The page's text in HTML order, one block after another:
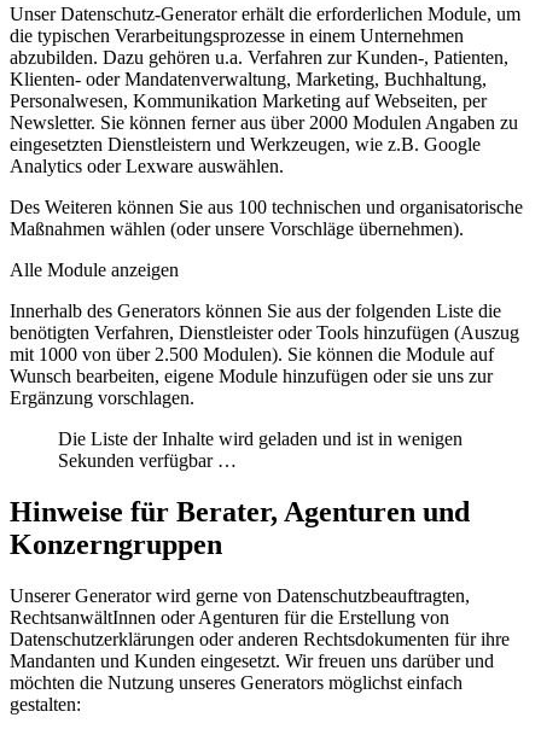
Unser Datenschutz-Generator erhält die erforderlichen Module, um
die typischen Verarbeitungsprozesse in einem Unternehmen
abzubilden. Dazu gehören u.a. Verfahren zur Kunden-, Patienten,
Klienten- oder Mandatenverwaltung, Marketing, Buchhaltung,
Personalwesen, Kommunikation Marketing auf Webseiten, per
Newsletter. Sie können ferner aus über 2000 Modulen Angaben zu
eingesetzten Dienstleistern und Werkzeugen, wie z.B. Google
Analytics oder Lexware auswählen.
Des Weiteren können Sie aus 100 technischen und organisatorische
Maßnahmen wählen (oder unsere Vorschläge übernehmen).
Alle Module anzeigen
Innerhalb des Generators können Sie aus der folgenden Liste die
benötigten Verfahren, Dienstleister oder Tools hinzufügen (Auszug
mit 1000 von über 2.500 Modulen). Sie können die Module auf
Wunsch bearbeiten, eigene Module hinzufügen oder sie uns zur
Ergänzung vorschlagen.
Die Liste der Inhalte wird geladen und ist in wenigen
Sekunden verfügbar …
Hinweise für Berater, Agenturen und
Konzerngruppen
Unserer Generator wird gerne von Datenschutzbeauftragten,
RechtsanwältInnen oder Agenturen für die Erstellung von
Datenschutzerklärungen oder anderen Rechtsdokumenten für ihre
Mandanten und Kunden eingesetzt. Wir freuen uns darüber und
möchten die Nutzung unseres Generators möglichst einfach
gestalten: